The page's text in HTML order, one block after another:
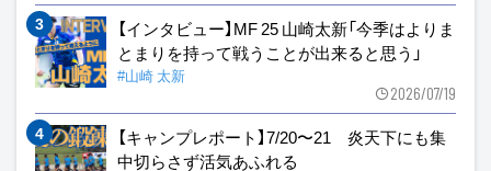
【インタビュー】MF 25 山崎太新「今季はよりま
とまりを持って戦うことが出来ると思う」
#山崎 太新
2026/07/19
【キャンプレポート】7/20〜21 炎天下にも集
中切らさず活気あふれる